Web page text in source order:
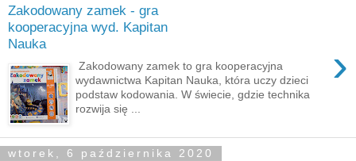
Zakodowany zamek - gra
kooperacyjna wyd. Kapitan
Nauka
›
Zakodowany zamek to gra kooperacyjna
wydawnictwa Kapitan Nauka, która uczy dzieci
podstaw kodowania. W świecie, gdzie technika
rozwija się ...
wtorek, 6 października 2020